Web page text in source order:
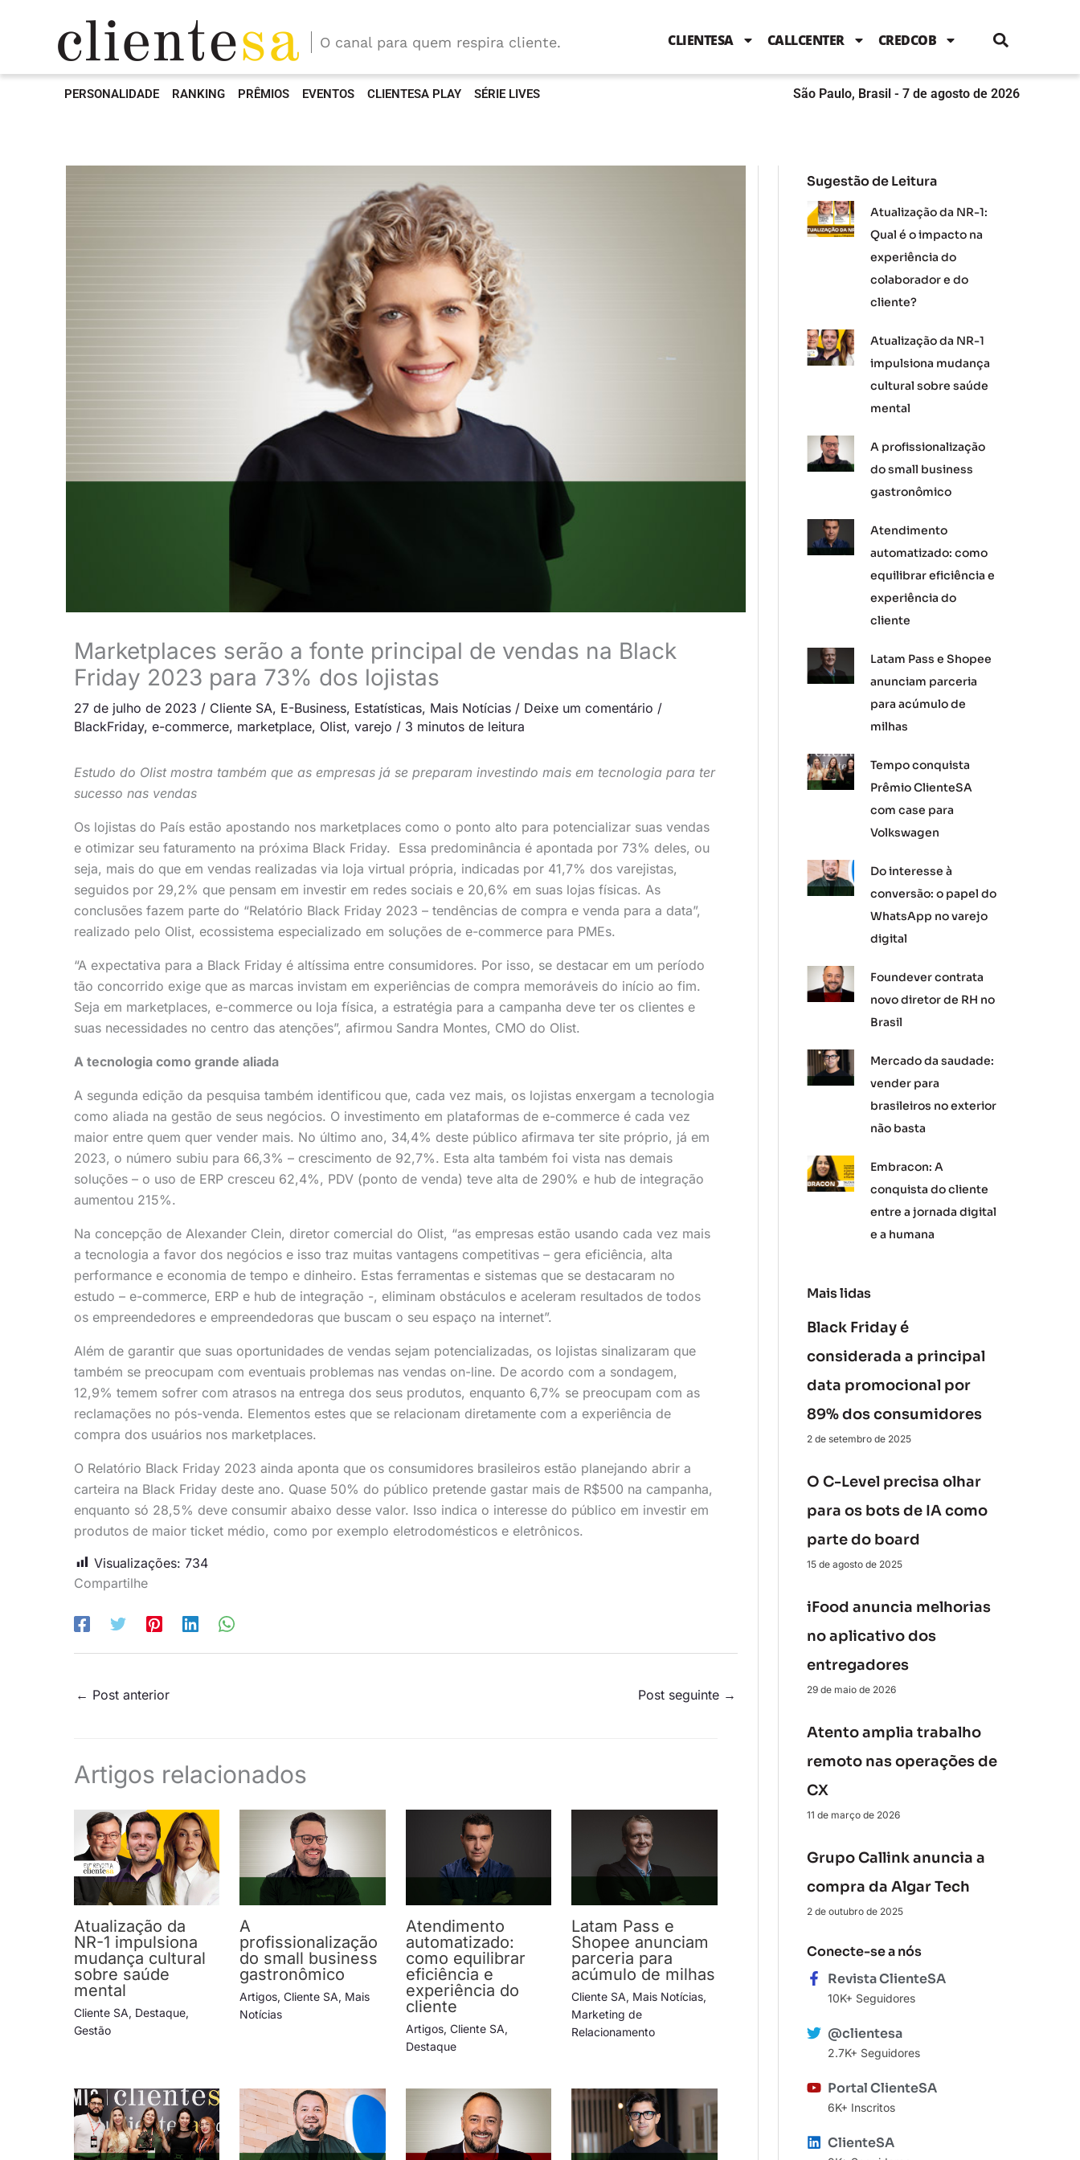
b
o
k
t
e
b
n
g
a
m
O canal para quem respira cliente. CLIENTESA CALLCENTER CREDCOB
PERSONALIDADE RANKING PRÊMIOS EVENTOS CLIENTESA PLAY SÉRIE LIVES São Paulo, Brasil - 7 de agosto de 2026
Marketplaces serão a fonte principal de vendas na Black
Friday 2023 para 73% dos lojistas
27 de julho de 2023 / Cliente SA, E-Business, Estatísticas, Mais Notícias / Deixe um comentário /
BlackFriday, e-commerce, marketplace, Olist, varejo / 3 minutos de leitura
Estudo do Olist mostra também que as empresas já se preparam investindo mais em tecnologia para ter
sucesso nas vendas
Os lojistas do País estão apostando nos marketplaces como o ponto alto para potencializar suas vendas
e otimizar seu faturamento na próxima Black Friday. Essa predominância é apontada por 73% deles, ou
seja, mais do que em vendas realizadas via loja virtual própria, indicadas por 41,7% dos varejistas,
seguidos por 29,2% que pensam em investir em redes sociais e 20,6% em suas lojas físicas. As
conclusões fazem parte do “Relatório Black Friday 2023 – tendências de compra e venda para a data”,
realizado pelo Olist, ecossistema especializado em soluções de e-commerce para PMEs.
“A expectativa para a Black Friday é altíssima entre consumidores. Por isso, se destacar em um período
tão concorrido exige que as marcas invistam em experiências de compra memoráveis do início ao fim.
Seja em marketplaces, e-commerce ou loja física, a estratégia para a campanha deve ter os clientes e
suas necessidades no centro das atenções”, afirmou Sandra Montes, CMO do Olist.
A tecnologia como grande aliada
A segunda edição da pesquisa também identificou que, cada vez mais, os lojistas enxergam a tecnologia
como aliada na gestão de seus negócios. O investimento em plataformas de e-commerce é cada vez
maior entre quem quer vender mais. No último ano, 34,4% deste público afirmava ter site próprio, já em
2023, o número subiu para 66,3% – crescimento de 92,7%. Esta alta também foi vista nas demais
soluções – o uso de ERP cresceu 62,4%, PDV (ponto de venda) teve alta de 290% e hub de integração
aumentou 215%.
Na concepção de Alexander Clein, diretor comercial do Olist, “as empresas estão usando cada vez mais
a tecnologia a favor dos negócios e isso traz muitas vantagens competitivas – gera eficiência, alta
performance e economia de tempo e dinheiro. Estas ferramentas e sistemas que se destacaram no
estudo – e-commerce, ERP e hub de integração -, eliminam obstáculos e aceleram resultados de todos
os empreendedores e empreendedoras que buscam o seu espaço na internet”.
Além de garantir que suas oportunidades de vendas sejam potencializadas, os lojistas sinalizaram que
também se preocupam com eventuais problemas nas vendas on-line. De acordo com a sondagem,
12,9% temem sofrer com atrasos na entrega dos seus produtos, enquanto 6,7% se preocupam com as
reclamações no pós-venda. Elementos estes que se relacionam diretamente com a experiência de
compra dos usuários nos marketplaces.
O Relatório Black Friday 2023 ainda aponta que os consumidores brasileiros estão planejando abrir a
carteira na Black Friday deste ano. Quase 50% do público pretende gastar mais de R$500 na campanha,
enquanto só 28,5% deve consumir abaixo desse valor. Isso indica o interesse do público em investir em
produtos de maior ticket médio, como por exemplo eletrodomésticos e eletrônicos.
Visualizações: 734
Compartilhe
← Post anterior Post seguinte →
Artigos relacionados
Atualização da
NR-1 impulsiona
mudança cultural
sobre saúde
mental
Cliente SA, Destaque,
Gestão
A
profissionalização
do small business
gastronômico
Artigos,Cliente SA, Mais
Notícias
Atendimento
automatizado:
como equilibrar
eficiência e
experiência do
cliente
Artigos, Cliente SA,
Destaque
Latam Pass e
Shopee anunciam
parceria para
acúmulo de milhas
Cliente SA, Mais Notícias,
Marketing de
Relacionamento
Sugestão de Leitura
Atualização da NR-1:
Qual é o impacto na
experiência do
colaborador e do
cliente?
Atualização da NR-1
impulsiona mudança
cultural sobre saúde
mental
A profissionalização
do small business
gastronômico
Atendimento
automatizado: como
equilibrar eficiência e
experiência do
cliente
Latam Pass e Shopee
anunciam parceria
para acúmulo de
milhas
Tempo conquista
Prêmio ClienteSA
com case para
Volkswagen
Do interesse à
conversão: o papel do
WhatsApp no varejo
digital
Foundever contrata
novo diretor de RH no
Brasil
Mercado da saudade:
vender para
brasileiros no exterior
não basta
Embracon: A
conquista do cliente
entre a jornada digital
e a humana
Mais lidas
Black Friday é
considerada a principal
data promocional por
89% dos consumidores
2 de setembro de 2025
O C-Level precisa olhar
para os bots de IA como
parte do board
15 de agosto de 2025
iFood anuncia melhorias
no aplicativo dos
entregadores
29 de maio de 2026
Atento amplia trabalho
remoto nas operações de
CX
11 de março de 2026
Grupo Callink anuncia a
compra da Algar Tech
2 de outubro de 2025
Conecte-se a nós
Revista ClienteSA
10K+ Seguidores
@clientesa
2.7K+ Seguidores
Portal ClienteSA
6K+ Inscritos
ClienteSA